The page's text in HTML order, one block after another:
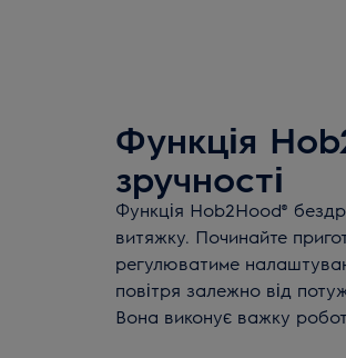
Функція
зручності
Функція Hob2Hood®
витяжку. Починайте
регулюватиме
повітря залежно від
Вона виконує важку